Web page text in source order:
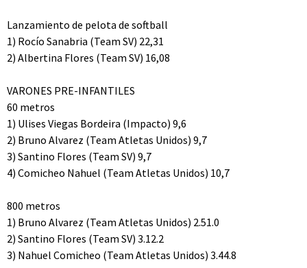
Lanzamiento de pelota de softball
1) Rocío Sanabria (Team SV) 22,31
2) Albertina Flores (Team SV) 16,08
VARONES PRE-INFANTILES
60 metros
1) Ulises Viegas Bordeira (Impacto) 9,6
2) Bruno Alvarez (Team Atletas Unidos) 9,7
3) Santino Flores (Team SV) 9,7
4) Comicheo Nahuel (Team Atletas Unidos) 10,7
800 metros
1) Bruno Alvarez (Team Atletas Unidos) 2.51.0
2) Santino Flores (Team SV) 3.12.2
3) Nahuel Comicheo (Team Atletas Unidos) 3.44.8